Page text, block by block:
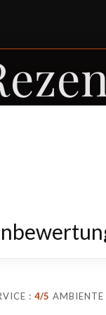
: 4/5 AMBIENTE